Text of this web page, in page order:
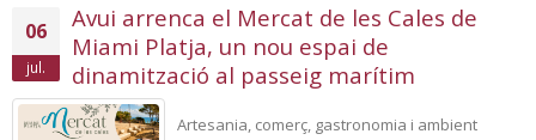
06
jul.
Avui arrenca el Mercat de les Cales de
Miami Platja, un nou espai de
dinamització al passeig marítim
Artesania, comerç, gastronomia i ambient